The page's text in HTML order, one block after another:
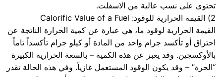
تحتوي على نسب عالية من الاسفلت.
2) القيمة الحرارية للوقود: Calorific Value of a Fuel
القيمة الحرارية لوقود ما، هي عبارة عن كمية الحرارة الناتجة عن
احتراق أو تأكسد جرام واحد من المادة أو كيلو جرام تأكسداً تاماً
بالأوكسجين. وقد يعبر عن هذه الكمية – بالسعة الحرارية الكبيرة
“الحرة” – وقد يكون الوقود المستعمل غازياً. وفي هذه الحالة تقدر